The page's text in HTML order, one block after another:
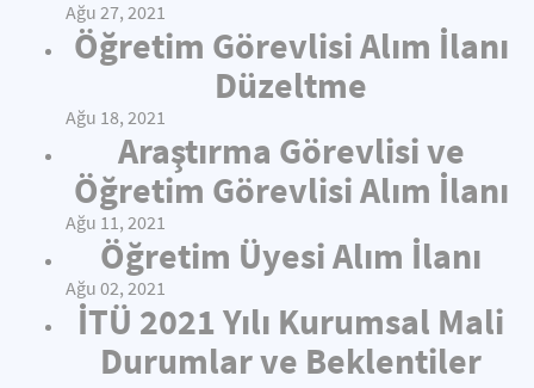
Ağu 27, 2021
Öğretim Görevlisi Alım İlanı
Düzeltme
Ağu 18, 2021
Araştırma Görevlisi ve
Öğretim Görevlisi Alım İlanı
Ağu 11, 2021
Öğretim Üyesi Alım İlanı
Ağu 02, 2021
İTÜ 2021 Yılı Kurumsal Mali
Durumlar ve Beklentiler